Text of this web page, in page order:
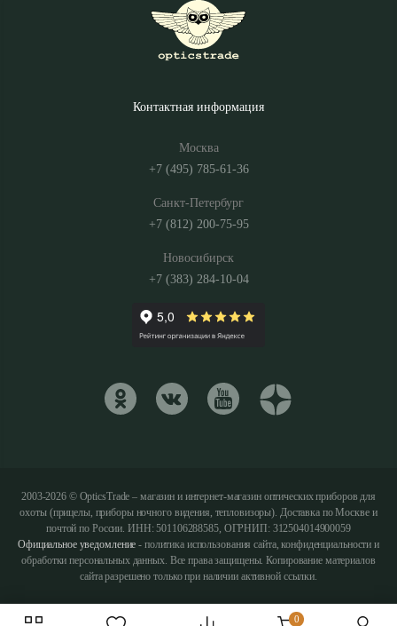
0
Контактная информация
Москва
+7 (495) 785-61-36
Санкт-Петербург
+7 (812) 200-75-95
Новосибирск
+7 (383) 284-10-04
2003-2026 © OpticsTrade – магазин и интернет-магазин оптических приборов для
охоты (прицелы, приборы ночного видения, тепловизоры). Доставка по Москве и
почтой по России. ИНН: 501106288585, ОГРНИП: 312504014900059
Официальное уведомление - политика использования сайта, конфиденциальности и
обработки персональных данных. Все права защищены. Копирование материалов
сайта разрешено только при наличии активной ссылки.